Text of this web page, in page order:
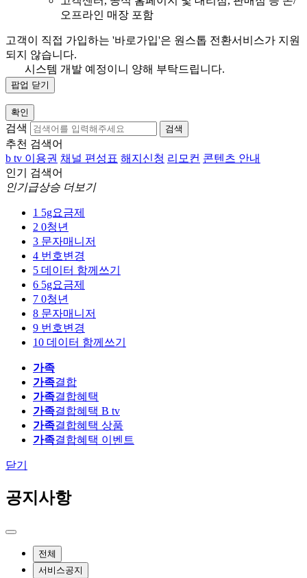
오프라인 매장 포함
고객이 직접 가입하는 '바로가입'은 원스톱 전환서비스가 지원
되지 않습니다.
시스템 개발 예정이니 양해 부탁드립니다.
팝업 닫기
확인
검색 검색
추천 검색어
b tv 이용권 채널 편성표 해지신청 리모컨 콘텐츠 안내
인기 검색어
인기급상승 더보기
1 5g요금제
2 0청년
3 문자매니저
4 번호변경
5 데이터 함께쓰기
6 5g요금제
7 0청년
8 문자매니저
9 번호변경
10 데이터 함께쓰기
가족
가족결합
가족결합혜택
가족결합혜택 B tv
가족결합혜택 상품
가족결합혜택 이벤트
닫기
공지사항
전체
서비스공지